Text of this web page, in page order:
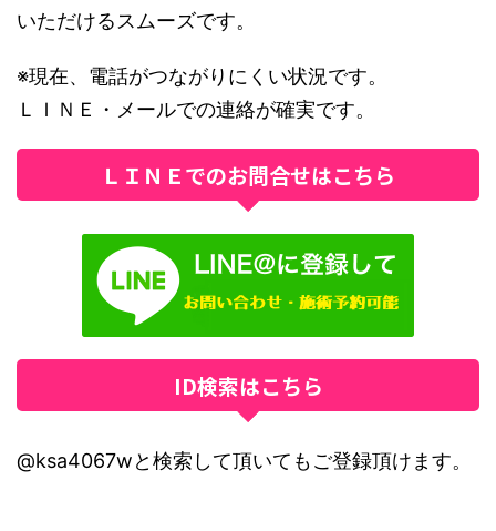
いただけるスムーズです。
※現在、電話がつながりにくい状況です。
ＬＩＮＥ・メールでの連絡が確実です。
ＬＩＮＥでのお問合せはこちら
ID検索はこちら
@ksa4067wと検索して頂いてもご登録頂けます。